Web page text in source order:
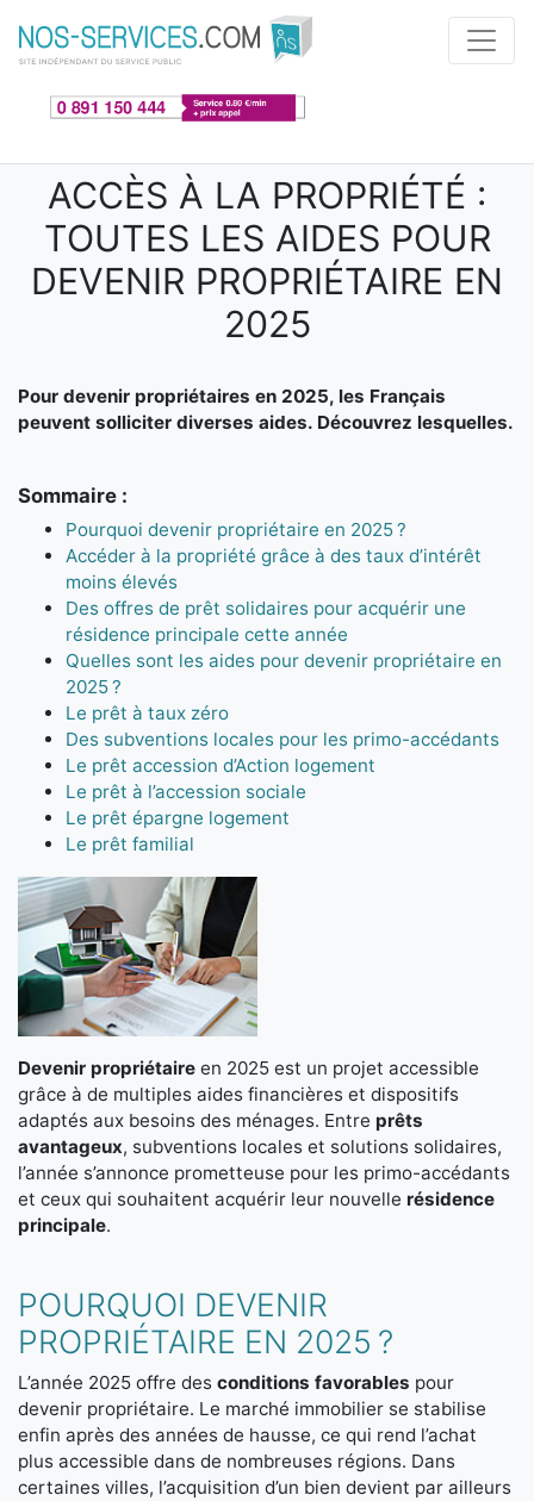
Aller au contenu principal
ACCÈS À LA PROPRIÉTÉ :
TOUTES LES AIDES POUR
DEVENIR PROPRIÉTAIRE EN
2025
Pour devenir propriétaires en 2025, les Français
peuvent solliciter diverses aides. Découvrez lesquelles.
Sommaire :
Pourquoi devenir propriétaire en 2025 ?
Accéder à la propriété grâce à des taux d’intérêt
moins élevés
Des offres de prêt solidaires pour acquérir une
résidence principale cette année
Quelles sont les aides pour devenir propriétaire en
2025 ?
Le prêt à taux zéro
Des subventions locales pour les primo-accédants
Le prêt accession d’Action logement
Le prêt à l’accession sociale
Le prêt épargne logement
Le prêt familial
Devenir propriétaire en 2025 est un projet accessible
grâce à de multiples aides financières et dispositifs
adaptés aux besoins des ménages. Entre prêts
avantageux, subventions locales et solutions solidaires,
l’année s’annonce prometteuse pour les primo-accédants
et ceux qui souhaitent acquérir leur nouvelle résidence
principale.
POURQUOI DEVENIR
PROPRIÉTAIRE EN 2025 ?
L’année 2025 offre des conditions favorables pour
devenir propriétaire. Le marché immobilier se stabilise
enfin après des années de hausse, ce qui rend l’achat
plus accessible dans de nombreuses régions. Dans
certaines villes, l’acquisition d’un bien devient par ailleurs